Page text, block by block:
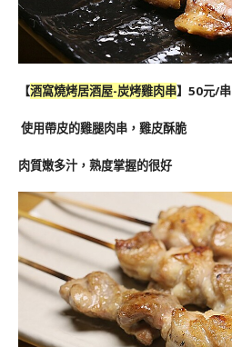
【酒窩燒烤居酒屋-炭烤雞肉串】50元/串
使用帶皮的雞腿肉串，雞皮酥脆
肉質嫩多汁，熟度掌握的很好